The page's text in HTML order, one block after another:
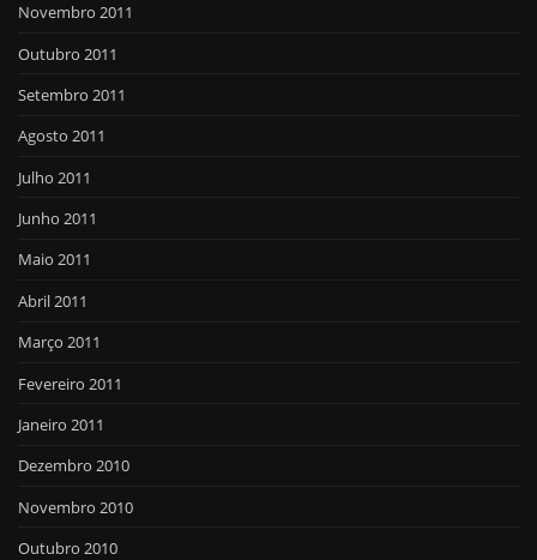
Novembro 2011
Outubro 2011
Setembro 2011
Agosto 2011
Julho 2011
Junho 2011
Maio 2011
Abril 2011
Março 2011
Fevereiro 2011
Janeiro 2011
Dezembro 2010
Novembro 2010
Outubro 2010